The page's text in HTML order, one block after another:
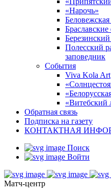
«Нарочь»
Браславские
Полесский
заповедник
События
Viva Kola Art
«Витебский
Обратная связь
Подписка на газету
КОНТАКТНАЯ
Поиск
Войти
Матч-центр